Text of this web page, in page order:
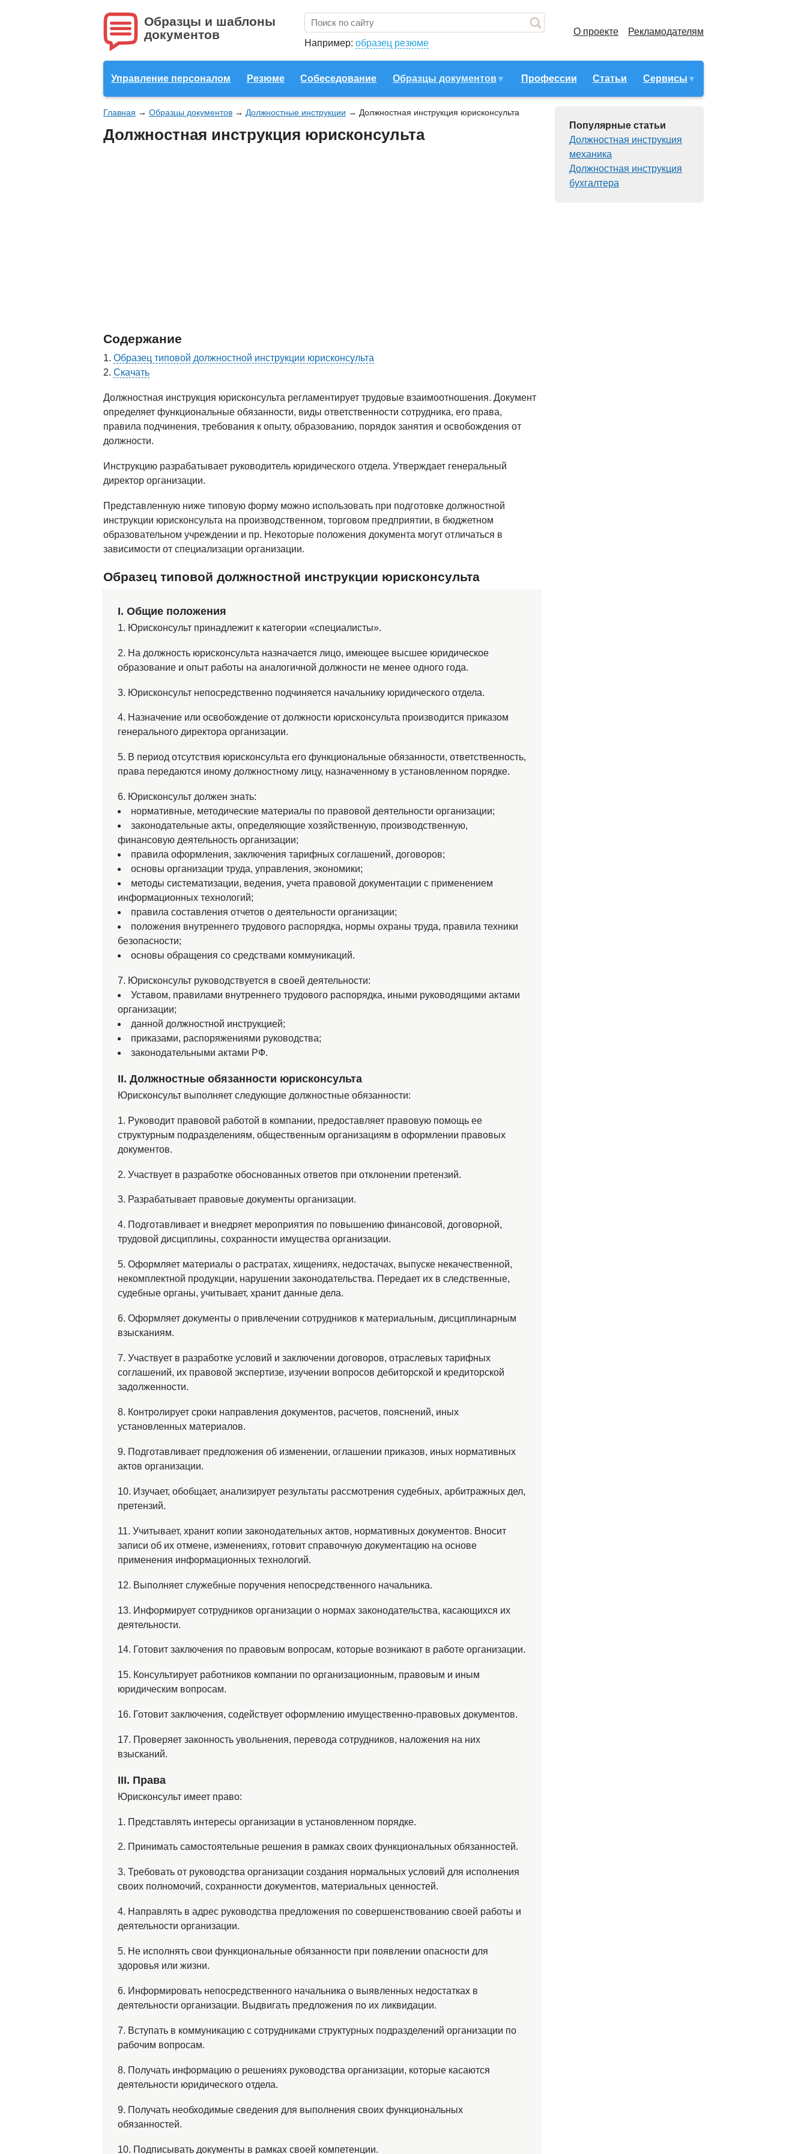
Образцы и шаблоны
документов
Например: образец резюме
О проекте Рекламодателям
Управление персоналом Резюме Собеседование Образцы документов Профессии Статьи Сервисы
Главная → Образцы документов → Должностные инструкции → Должностная инструкция юрисконсульта
Должностная инструкция юрисконсульта
Содержание
Образец типовой должностной инструкции юрисконсульта
Скачать
Должностная инструкция юрисконсульта регламентирует трудовые взаимоотношения. Документ
определяет функциональные обязанности, виды ответственности сотрудника, его права,
правила подчинения, требования к опыту, образованию, порядок занятия и освобождения от
должности.
Инструкцию разрабатывает руководитель юридического отдела. Утверждает генеральный
директор организации.
Представленную ниже типовую форму можно использовать при подготовке должностной
инструкции юрисконсульта на производственном, торговом предприятии, в бюджетном
образовательном учреждении и пр. Некоторые положения документа могут отличаться в
зависимости от специализации организации.
Образец типовой должностной инструкции юрисконсульта
І. Общие положения
1. Юрисконсульт принадлежит к категории «специалисты».
2. На должность юрисконсульта назначается лицо, имеющее высшее юридическое
образование и опыт работы на аналогичной должности не менее одного года.
3. Юрисконсульт непосредственно подчиняется начальнику юридического отдела.
4. Назначение или освобождение от должности юрисконсульта производится приказом
генерального директора организации.
5. В период отсутствия юрисконсульта его функциональные обязанности, ответственность,
права передаются иному должностному лицу, назначенному в установленном порядке.
6. Юрисконсульт должен знать:
нормативные, методические материалы по правовой деятельности организации;
законодательные акты, определяющие хозяйственную, производственную,
финансовую деятельность организации;
правила оформления, заключения тарифных соглашений, договоров;
основы организации труда, управления, экономики;
методы систематизации, ведения, учета правовой документации с применением
информационных технологий;
правила составления отчетов о деятельности организации;
положения внутреннего трудового распорядка, нормы охраны труда, правила техники
безопасности;
основы обращения со средствами коммуникаций.
7. Юрисконсульт руководствуется в своей деятельности:
Уставом, правилами внутреннего трудового распорядка, иными руководящими актами
организации;
данной должностной инструкцией;
приказами, распоряжениями руководства;
законодательными актами РФ.
ІІ. Должностные обязанности юрисконсульта
Юрисконсульт выполняет следующие должностные обязанности:
1. Руководит правовой работой в компании, предоставляет правовую помощь ее
структурным подразделениям, общественным организациям в оформлении правовых
документов.
2. Участвует в разработке обоснованных ответов при отклонении претензий.
3. Разрабатывает правовые документы организации.
4. Подготавливает и внедряет мероприятия по повышению финансовой, договорной,
трудовой дисциплины, сохранности имущества организации.
5. Оформляет материалы о растратах, хищениях, недостачах, выпуске некачественной,
некомплектной продукции, нарушении законодательства. Передает их в следственные,
судебные органы, учитывает, хранит данные дела.
6. Оформляет документы о привлечении сотрудников к материальным, дисциплинарным
взысканиям.
7. Участвует в разработке условий и заключении договоров, отраслевых тарифных
соглашений, их правовой экспертизе, изучении вопросов дебиторской и кредиторской
задолженности.
8. Контролирует сроки направления документов, расчетов, пояснений, иных
установленных материалов.
9. Подготавливает предложения об изменении, оглашении приказов, иных нормативных
актов организации.
10. Изучает, обобщает, анализирует результаты рассмотрения судебных, арбитражных дел,
претензий.
11. Учитывает, хранит копии законодательных актов, нормативных документов. Вносит
записи об их отмене, изменениях, готовит справочную документацию на основе
применения информационных технологий.
12. Выполняет служебные поручения непосредственного начальника.
13. Информирует сотрудников организации о нормах законодательства, касающихся их
деятельности.
14. Готовит заключения по правовым вопросам, которые возникают в работе организации.
15. Консультирует работников компании по организационным, правовым и иным
юридическим вопросам.
16. Готовит заключения, содействует оформлению имущественно-правовых документов.
17. Проверяет законность увольнения, перевода сотрудников, наложения на них
взысканий.
ІІІ. Права
Юрисконсульт имеет право:
1. Представлять интересы организации в установленном порядке.
2. Принимать самостоятельные решения в рамках своих функциональных обязанностей.
3. Требовать от руководства организации создания нормальных условий для исполнения
своих полномочий, сохранности документов, материальных ценностей.
4. Направлять в адрес руководства предложения по совершенствованию своей работы и
деятельности организации.
5. Не исполнять свои функциональные обязанности при появлении опасности для
здоровья или жизни.
6. Информировать непосредственного начальника о выявленных недостатках в
деятельности организации. Выдвигать предложения по их ликвидации.
7. Вступать в коммуникацию с сотрудниками структурных подразделений организации по
рабочим вопросам.
8. Получать информацию о решениях руководства организации, которые касаются
деятельности юридического отдела.
9. Получать необходимые сведения для выполнения своих функциональных
обязанностей.
10. Подписывать документы в рамках своей компетенции.
Популярные статьи
Должностная инструкция
механика
Должностная инструкция
бухгалтера